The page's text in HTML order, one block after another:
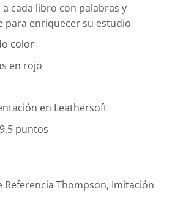
cada libro con palabras y
para enriquecer su estudio
color
en rojo
en Leathersoft
puntos
Referencia Thompson, Imitación